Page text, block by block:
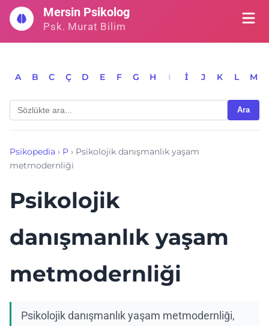
İçeriğe
geç
Mersin Psikolog
Psk. Murat Bilim
A B C Ç D E F G H I İ J K L M
Ara
Psikopedia › P › Psikolojik danışmanlık yaşam
metmodernliği
Psikolojik
danışmanlık yaşam
metmodernliği
Psikolojik danışmanlık yaşam metmodernliği,